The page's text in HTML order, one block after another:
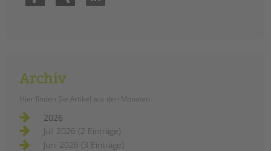
Archiv
Hier finden Sie Artikel aus den Monaten
2026
Juli 2026 (2 Einträge)
Juni 2026 (3 Einträge)